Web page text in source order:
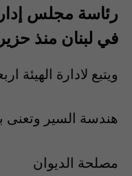
رئاسة مجلس
في لبنان منذ
ويتبع لادارة
هندسة السير وتعنى
مصلحة الديوان